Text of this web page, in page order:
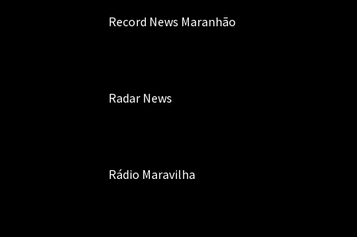
Record News Maranhão
Radar News
Rádio Maravilha